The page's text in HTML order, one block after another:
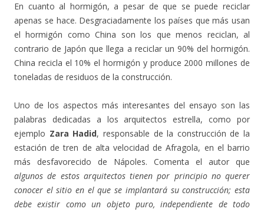
En cuanto al hormigón, a pesar de que se puede reciclar
apenas se hace. Desgraciadamente los países que más usan
el hormigón como China son los que menos reciclan, al
contrario de Japón que llega a reciclar un 90% del hormigón.
China recicla el 10% el hormigón y produce 2000 millones de
toneladas de residuos de la construcción.
Uno de los aspectos más interesantes del ensayo son las
palabras dedicadas a los arquitectos estrella, como por
ejemplo Zara Hadid, responsable de la construcción de la
estación de tren de alta velocidad de Afragola, en el barrio
más desfavorecido de Nápoles. Comenta el autor que
algunos de estos arquitectos tienen por principio no querer
conocer el sitio en el que se implantará su construcción; esta
debe existir como un objeto puro, independiente de todo